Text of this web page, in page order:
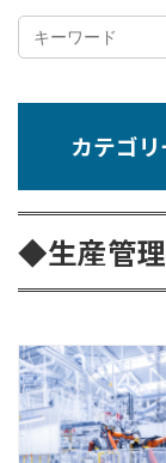
カテゴ
◆生産管理